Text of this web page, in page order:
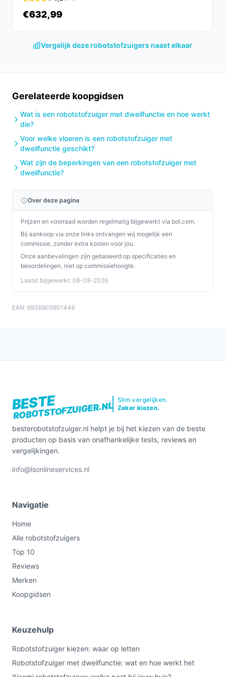
€632,99
Vergelijk deze robotstofzuigers naast elkaar
Gerelateerde koopgidsen
Wat is een robotstofzuiger met dweilfunctie en hoe werkt
die?
Voor welke vloeren is een robotstofzuiger met
dweilfunctie geschikt?
Wat zijn de beperkingen van een robotstofzuiger met
dweilfunctie?
Over deze pagina
Prijzen en voorraad worden regelmatig bijgewerkt via bol.com.
Bij aankoop via onze links ontvangen wij mogelijk een
commissie, zonder extra kosten voor jou.
Onze aanbevelingen zijn gebaseerd op specificaties en
beoordelingen, niet op commissiehoogte.
Laatst bijgewerkt: 08-08-2026
EAN: 6936905901446
BESTE
ROBOTSTOFZUIGER.NL
Slim vergelijken.
Zeker kiezen.
besterobotstofzuiger.nl helpt je bij het kiezen van de beste
producten op basis van onafhankelijke tests, reviews en
vergelijkingen.
info@lsonlineservices.nl
Navigatie
Home
Alle robotstofzuigers
Top 10
Reviews
Merken
Koopgidsen
Keuzehulp
Robotstofzuiger kiezen: waar op letten
Robotstofzuiger met dweilfunctie: wat en hoe werkt het